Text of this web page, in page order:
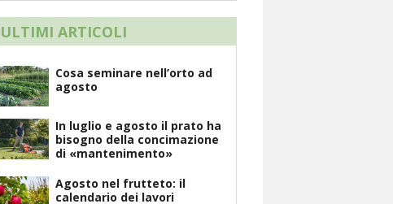
ULTIMI ARTICOLI
Cosa seminare nell’orto ad
agosto
In luglio e agosto il prato ha
bisogno della concimazione
di «mantenimento»
Agosto nel frutteto: il
calendario dei lavori